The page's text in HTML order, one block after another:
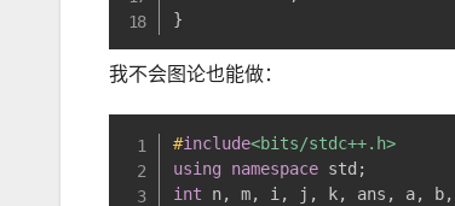
}
我不会图论也能做：
#include<bits/stdc++.h>
using
namespace std ;
int n, m, i, j , k, ans , a, b,